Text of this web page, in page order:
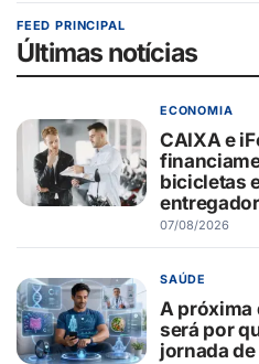
FEED PRINCIPAL
Últimas notícias
ECONOMIA
CAIXA e
bicicletas
07/08/2026
SAÚDE
A próxima
será por
jornada